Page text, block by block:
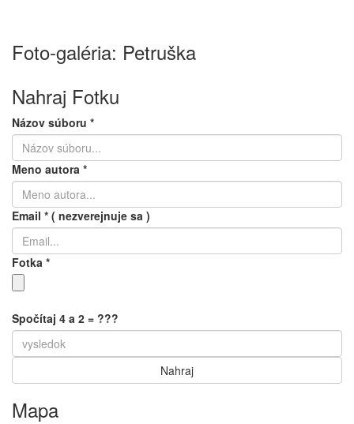
Foto-galéria: Petruška
Nahraj Fotku
Názov súboru *
Meno autora *
Email * ( nezverejnuje sa )
Fotka *
Spočítaj 4 a 2 = ???
Mapa